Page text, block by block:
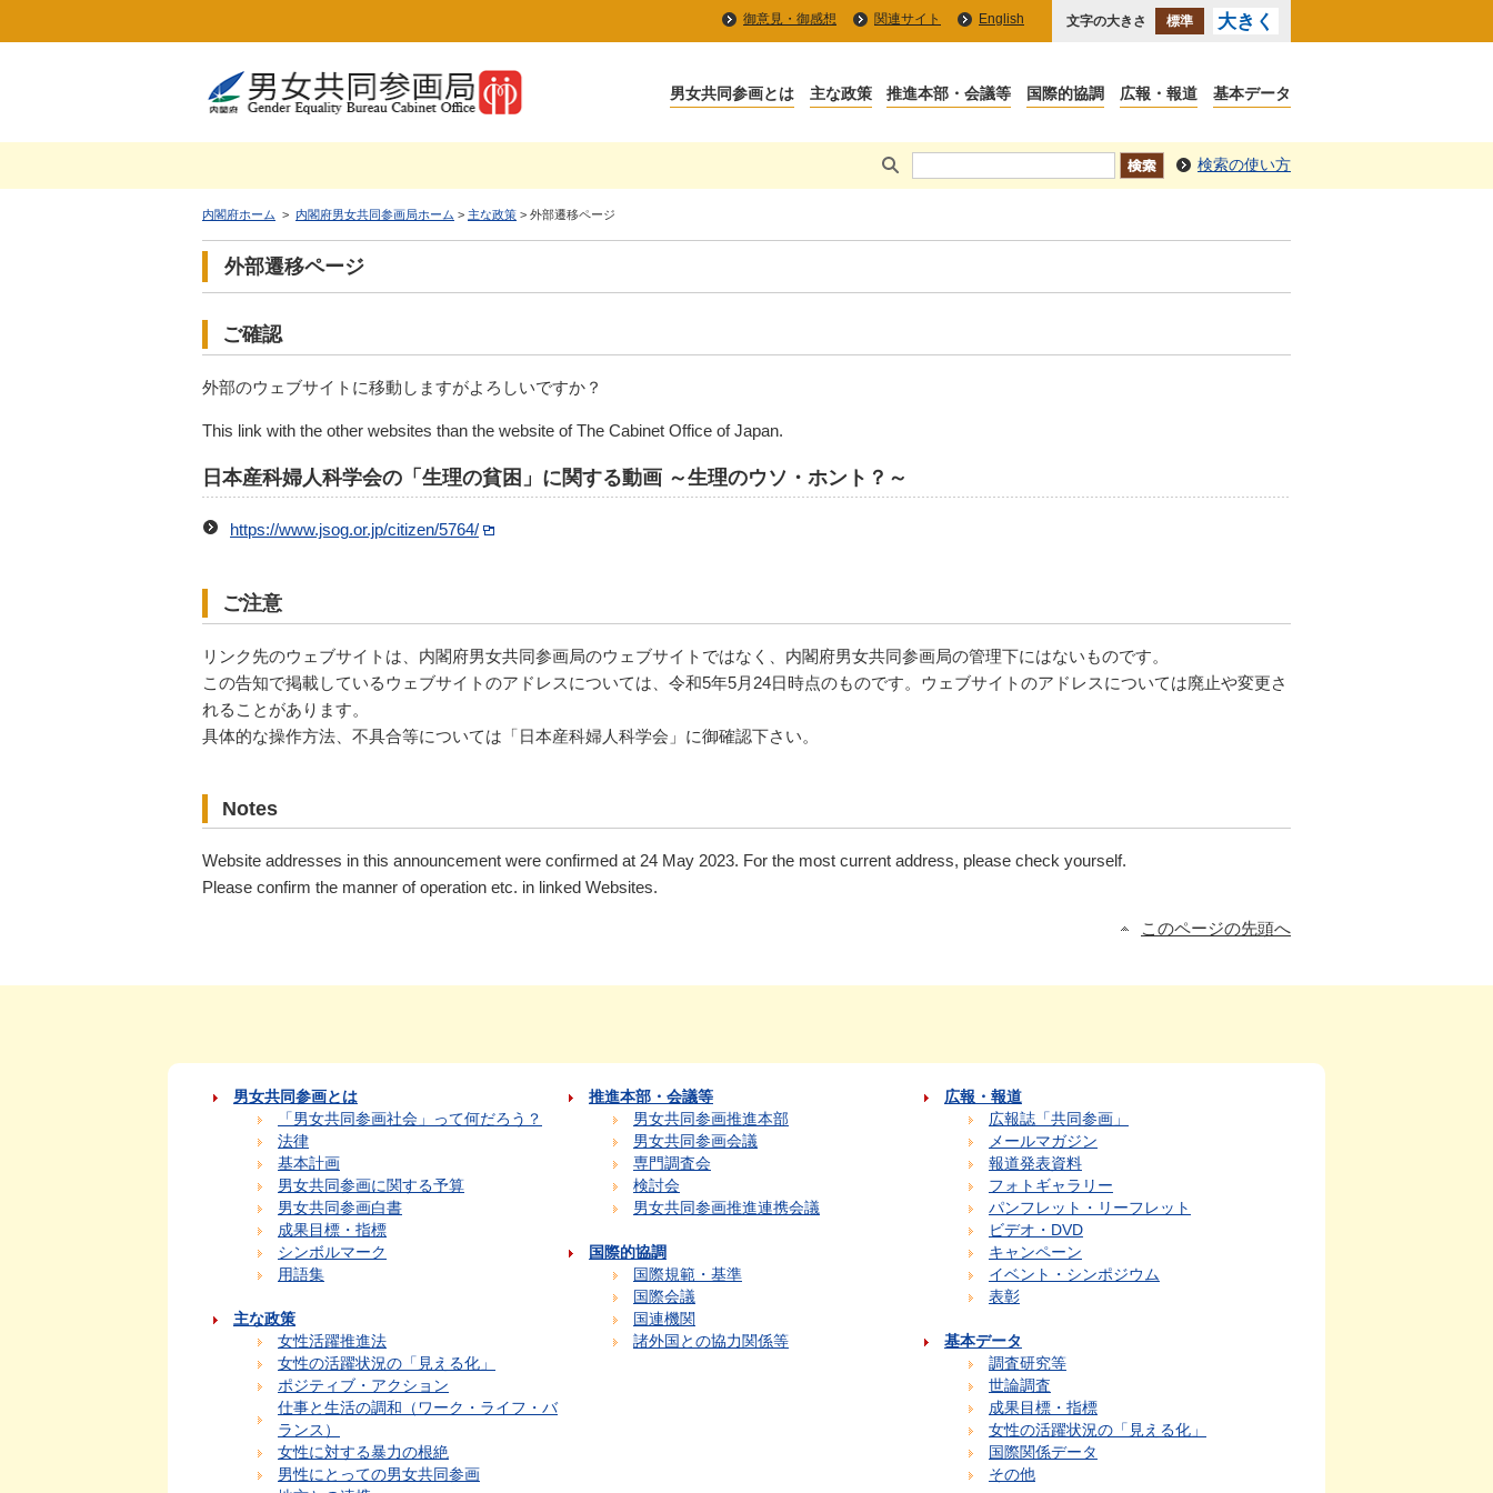
御意見・御感想 関連サイト English 文字の大きさ 標準 大きく
男女共同参画とは 主な政策 推進本部・会議等 国際的協調 広報・報道 基本データ
検索の使い方
内閣府ホーム > 内閣府男女共同参画局ホーム > 主な政策 > 外部遷移ページ
外部遷移ページ
ご確認
外部のウェブサイトに移動しますがよろしいですか？
This link with the other websites than the website of The Cabinet Office of Japan.
日本産科婦人科学会の「生理の貧困」に関する動画 ～生理のウソ・ホント？～
https://www.jsog.or.jp/citizen/5764/
ご注意
リンク先のウェブサイトは、内閣府男女共同参画局のウェブサイトではなく、内閣府男女共同参画局の管理下にはないものです。
この告知で掲載しているウェブサイトのアドレスについては、令和5年5月24日時点のものです。ウェブサイトのアドレスについては廃止や変更さ
れることがあります。
具体的な操作方法、不具合等については「日本産科婦人科学会」に御確認下さい。
Notes
Website addresses in this announcement were confirmed at 24 May 2023. For the most current address, please check yourself.
Please confirm the manner of operation etc. in linked Websites.
このページの先頭へ
男女共同参画とは
「男女共同参画社会」って何だろう？
法律
基本計画
男女共同参画に関する予算
男女共同参画白書
成果目標・指標
シンボルマーク
用語集
主な政策
女性活躍推進法
女性の活躍状況の「見える化」
ポジティブ・アクション
仕事と生活の調和（ワーク・ライフ・バ
ランス）
女性に対する暴力の根絶
男性にとっての男女共同参画
推進本部・会議等
男女共同参画推進本部
男女共同参画会議
専門調査会
検討会
男女共同参画推進連携会議
国際的協調
国際規範・基準
国際会議
国連機関
諸外国との協力関係等
広報・報道
広報誌「共同参画」
メールマガジン
報道発表資料
フォトギャラリー
パンフレット・リーフレット
ビデオ・DVD
キャンペーン
イベント・シンポジウム
表彰
基本データ
調査研究等
世論調査
成果目標・指標
女性の活躍状況の「見える化」
国際関係データ
その他